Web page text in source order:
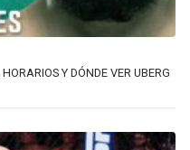
Y DÓNDE VER UBERG